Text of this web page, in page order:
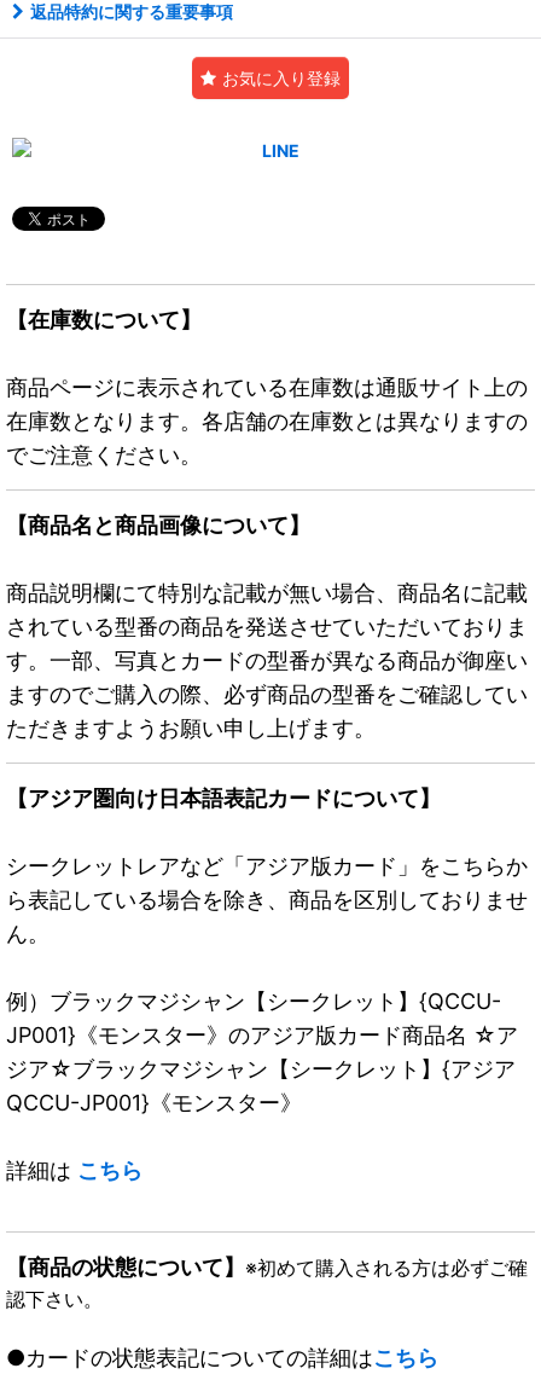
返品特約に関する重要事項
お気に入り登録
【在庫数について】
商品ページに表示されている在庫数は通販サイト上の
在庫数となります。各店舗の在庫数とは異なりますの
でご注意ください。
【商品名と商品画像について】
商品説明欄にて特別な記載が無い場合、商品名に記載
されている型番の商品を発送させていただいておりま
す。一部、写真とカードの型番が異なる商品が御座い
ますのでご購入の際、必ず商品の型番をご確認してい
ただきますようお願い申し上げます。
【アジア圏向け日本語表記カードについて】
シークレットレアなど「アジア版カード」をこちらか
ら表記している場合を除き、商品を区別しておりませ
ん。
例）ブラックマジシャン【シークレット】{QCCU-
JP001}《モンスター》のアジア版カード商品名 ☆ア
ジア☆ブラックマジシャン【シークレット】{アジア
QCCU-JP001}《モンスター》
詳細は こちら
【商品の状態について】 ※初めて購入される方は必ずご確
認下さい。
●カードの状態表記についての詳細はこちら